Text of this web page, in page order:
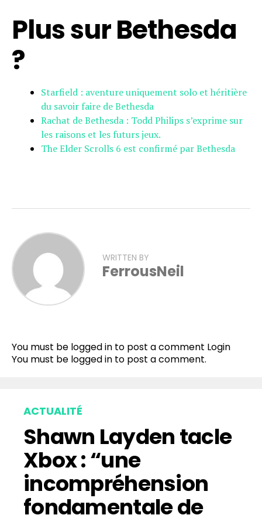
Plus sur Bethesda
?
Starfield : aventure uniquement solo et héritière
du savoir faire de Bethesda
Rachat de Bethesda : Todd Philips s’exprime sur
les raisons et les futurs jeux.
The Elder Scrolls 6 est confirmé par Bethesda
WRITTEN BY
FerrousNeil
You must be logged in to post a comment Login
You must be logged in to post a comment.
ACTUALITÉ
Shawn Layden tacle
Xbox : “une
incompréhension
fondamentale de
Pinterest